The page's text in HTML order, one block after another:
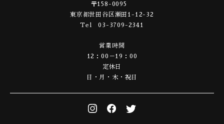
〒158-0095
東京都世田谷区瀬田1-12-32
Tel 03-3709-2341
営業時間
12：00－19：00
定休日
日・月・木・祝日